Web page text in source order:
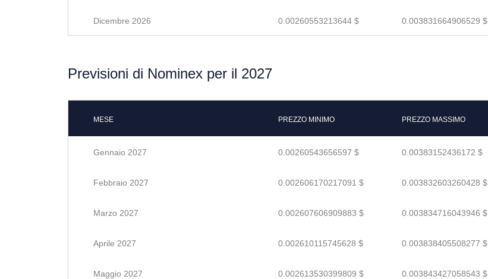
Dicembre 2026 0.00260553213644 $ 0.003831664906529 $
Previsioni di Nominex per il 2027
MESE PREZZO MINIMO PREZZO MASSIMO
Gennaio 2027 0.00260543656597 $ 0.00383152436172 $
Febbraio 2027 0.002606170217091 $ 0.003832603260428 $
Marzo 2027 0.002607606909883 $ 0.003834716043946 $
Aprile 2027 0.002610115745628 $ 0.003838405508277 $
Maggio 2027 0.002613530399809 $ 0.003843427058543 $